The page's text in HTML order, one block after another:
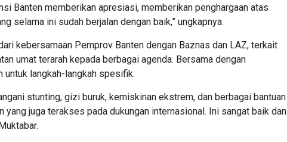
Banten memberikan apresiasi, memberikan penghargaan atas
selama ini sudah berjalan dengan baik,” ungkapnya.
kebersamaan Pemprov Banten dengan Baznas dan LAZ, terkait
umat terarah kepada berbagai agenda. Bersama dengan
untuk langkah-langkah spesifik.
stunting, gizi buruk, kemiskinan ekstrem, dan berbagai bantuan
yang juga terakses pada dukungan internasional. Ini sangat baik dan